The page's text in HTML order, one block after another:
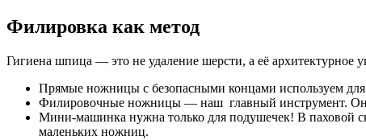
Филировка как метод
Гигиена шпица — это не удаление шерсти, а её архитектурное
Прямые ножницы с безопасными концами используем
Филировочные ножницы — наш главный инструмент. Они
Мини-машинка нужна только для подушечек! В паховой
маленьких ножниц.